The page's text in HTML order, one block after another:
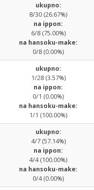
ukupno:
8/30 (26.67%)
na ippon:
6/8 (75.00%)
na hansoku-make:
0/8 (0.00%)
ukupno:
1/28 (3.57%)
na ippon:
0/1 (0.00%)
na hansoku-make:
1/1 (100.00%)
ukupno:
4/7 (57.14%)
na ippon:
4/4 (100.00%)
na hansoku-make:
0/4 (0.00%)